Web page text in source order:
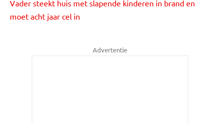
Vader steekt huis met slapende kinderen in brand en
moet acht jaar cel in
Advertentie